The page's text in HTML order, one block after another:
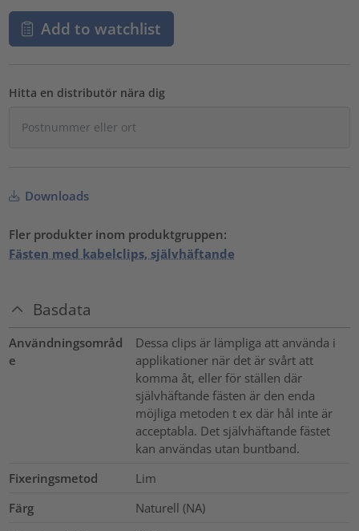
Add to watchlist
Hitta en distributör nära dig
Downloads
Fler produkter inom produktgruppen:
Fästen med kabelclips, självhäftande
Basdata
Användningsområd
e
Dessa clips är lämpliga att använda i
applikationer när det är svårt att
komma åt, eller för ställen där
självhäftande fästen är den enda
möjliga metoden t ex där hål inte är
acceptabla. Det självhäftande fästet
kan användas utan buntband.
Fixeringsmetod
Lim
Färg
Naturell (NA)